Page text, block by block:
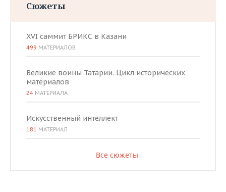
Сюжеты
XVI саммит БРИКС в Казани
499 МАТЕРИАЛОВ
Великие воины Татарии. Цикл исторических
материалов
24 МАТЕРИАЛА
Искусственный интеллект
181 МАТЕРИАЛ
Все сюжеты